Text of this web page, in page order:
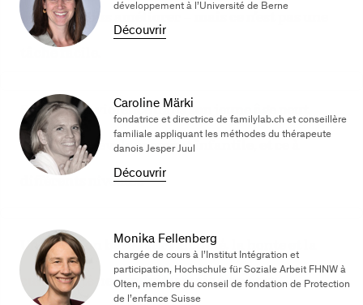
pouvons nous améliorer – mais ce n’est pas une
tâche facile.
Subir de la violence dans son jeune âge peut
affecter le développement infantile, et ce à
différents niveaux.
développement à l’Université de Berne
Découvrir
Une relation basée sur l’anxiété, la honte et la
culpabilité ne conduit jamais à un état
Caroline Märki
fondatrice et directrice de familylab.ch et conseillère
familiale appliquant les méthodes du thérapeute
danois Jesper Juul
Découvrir
Monika Fellenberg
chargée de cours à l’Institut Intégration et
participation, Hochschule für Soziale Arbeit FHNW à
Olten, membre du conseil de fondation de Protection
de l’enfance Suisse